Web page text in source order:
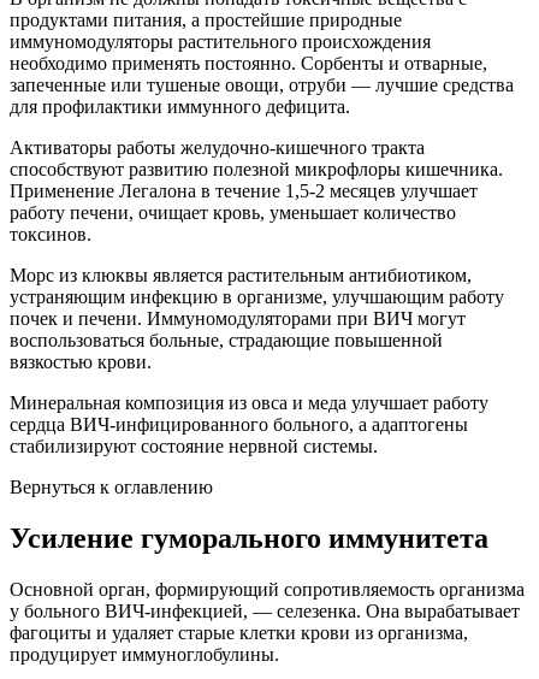
продуктами питания, а простейшие природные
иммуномодуляторы растительного происхождения
необходимо применять постоянно. Сорбенты и отварные,
запеченные или тушеные овощи, отруби — лучшие средства
для профилактики иммунного дефицита.
Активаторы работы желудочно-кишечного тракта
способствуют развитию полезной микрофлоры кишечника.
Применение Легалона в течение 1,5-2 месяцев улучшает
работу печени, очищает кровь, уменьшает количество
токсинов.
Морс из клюквы является растительным антибиотиком,
устраняющим инфекцию в организме, улучшающим работу
почек и печени. Иммуномодуляторами при ВИЧ могут
воспользоваться больные, страдающие повышенной
вязкостью крови.
Минеральная композиция из овса и меда улучшает работу
сердца ВИЧ-инфицированного больного, а адаптогены
стабилизируют состояние нервной системы.
Вернуться к оглавлению
Усиление гуморального иммунитета
Основной орган, формирующий сопротивляемость организма
у больного ВИЧ-инфекцией, — селезенка. Она вырабатывает
фагоциты и удаляет старые клетки крови из организма,
продуцирует иммуноглобулины.